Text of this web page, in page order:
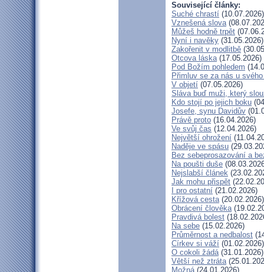
Související články:
Suché chrastí (10.07.2026)
Vznešená slova
Můžeš hodně trpět
Nyní i navěky (31.05.2026)
Zakořenit v modlitbě
Otcova láska(17.05.2026)
Pod Božím pohledem
Přimluv se za nás u
V objetí (07.05.2026)
Sláva buď muži, který
Kdo stojí po jejich boku
Josefe, synu Davidův
Právě proto (16.04.2026)
Ve svůj čas (12.04.2026)
Největší ohrožení
Naděje ve spásu
Bez sebeprosazování a
Na poušti duše
Nejslabší článek
Jak mohu přispět
I pro ostatní (21.02.2026)
Křížová cesta(20.02.2026)
Obrácení člověka
Pravdivá bolest
Na sebe (15.02.2026)
Průměrnost a nedbalost
Církev si váží (01.02.2026)
O cokoli žádá(31.01.2026)
Větší než ztráta
Možná(24.01.2026)